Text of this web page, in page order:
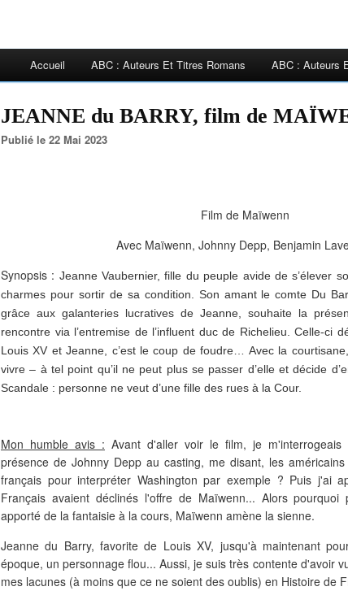
Accueil ABC : Auteurs Et Titres Romans ABC : Auteurs
JEANNE du BARRY, film de
Publié le 22 Mai 2023
Film de Maïwenn
Avec Maïwenn, Johnny Depp, Benjamin
Synopsis : Jeanne Vaubernier, fille du peuple avide de s’élever
charmes pour sortir de sa condition. Son amant le comte Du
grâce aux galanteries lucratives de Jeanne, souhaite la
rencontre via l’entremise de l’influent duc de Richelieu. Celle-ci
Louis XV et Jeanne, c’est le coup de foudre… Avec la
vivre – à tel point qu’il ne peut plus se passer d’elle et décide
Scandale : personne ne veut d’une fille des rues à la Cour.
Mon humble avis : Avant d'aller voir le film, je
présence de Johnny Depp au casting, me disant, les
français pour interpréter Washington par exemple ? Puis j'ai
Français avaient déclinés l'offre de Maïwenn... Alors
apporté de la fantaisie à la cours, Maïwenn amène la sienne.
Jeanne du Barry, favorite de Louis XV, jusqu'à maintenant
époque, un personnage flou... Aussi, je suis très contente d'avoir
mes lacunes (à moins que ce ne soient des oublis) en Histoire de